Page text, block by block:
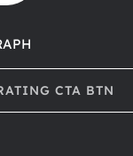
CTA BTN